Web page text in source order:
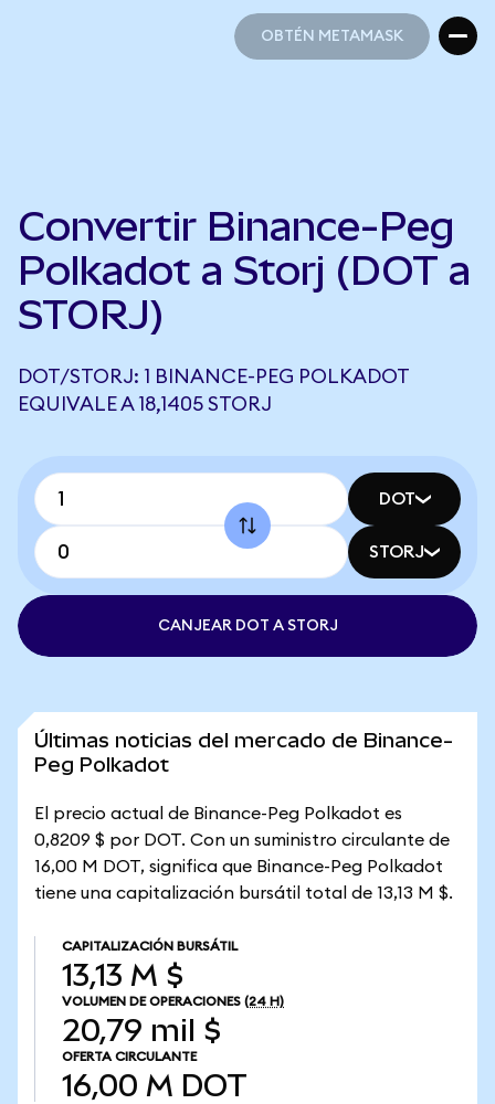
OBTÉN METAMASK
Convertir Binance-Peg
Polkadot a Storj (DOT a
STORJ)
DOT/STORJ: 1 BINANCE-PEG POLKADOT
EQUIVALE A 18,1405 STORJ
DOT
STORJ
CANJEAR DOT A STORJ
Últimas noticias del mercado de Binance-
Peg Polkadot
El precio actual de Binance-Peg Polkadot es
0,8209 $ por DOT. Con un suministro circulante de
16,00 M DOT, significa que Binance-Peg Polkadot
tiene una capitalización bursátil total de 13,13 M $.
CAPITALIZACIÓN BURSÁTIL
13,13 M $
VOLUMEN DE OPERACIONES (24 H)
20,79 mil $
OFERTA CIRCULANTE
16,00 M DOT